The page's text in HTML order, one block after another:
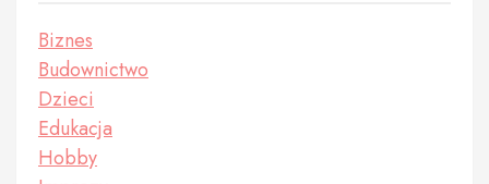
Biznes
Budownictwo
Dzieci
Edukacja
Hobby